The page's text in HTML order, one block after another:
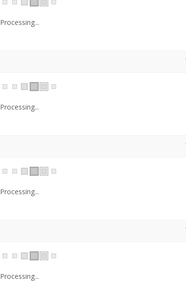
Processing...
Processing...
Processing...
Processing...